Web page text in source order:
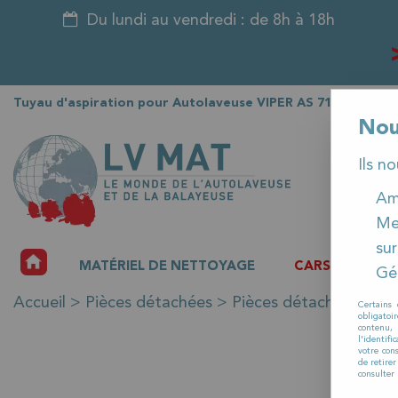
Du lundi au vendredi : de 8h à 18h
Tuyau d'aspiration pour Autolaveuse VIPER AS 710 R
ACCUEILMATÉRIEL DE NETTOYAGE CARSAT
Accueil > Pièces détachées > Pièces détachées
Ils
Certains
contenu,
votre
de retirer
consulter